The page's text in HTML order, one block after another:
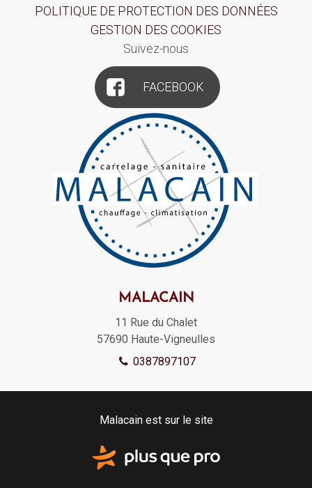
POLITIQUE DE PROTECTION DES DONNÉES
GESTION DES COOKIES
Suivez-nous
FACEBOOK
MALACAIN
11 Rue du Chalet
57690 Haute-Vigneulles
0387897107
Malacain est sur le site